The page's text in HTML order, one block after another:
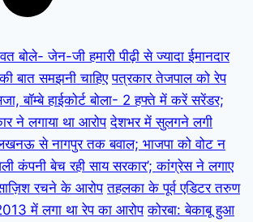
बोले- जेन-जी हमारी पीढ़ी से ज्यादा ईमानदार
बात समझनी चाहिए पत्रकार तेजपाल को रेप
बॉम्बे हाईकोर्ट बोला- 2 हफ्ते में करें सरेंडर;
ने लगाया था आरोप देशभर में सुलगने लगी
से नागपुर तक बवाल; भाजपा को वोट न
कंपनी बेच रही साय सरकार’; कांग्रेस ने लगाए
रचने के आरोप तहलका के पूर्व एडिटर तरुण
में लगा था रेप का आरोप कोरबा: बेकाबू हुआ